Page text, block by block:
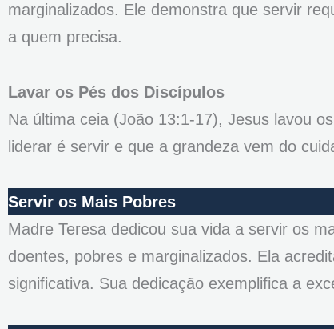
marginalizados. Ele demonstra que servir
a quem precisa.
Lavar os Pés dos Discípulos
Na última ceia (João 13:1-17), Jesus lavou
liderar é servir e que a grandeza vem do
Servir os Mais Pobres
Madre Teresa dedicou sua vida a servir os
doentes, pobres e marginalizados. Ela
significativa. Sua dedicação exemplifica a